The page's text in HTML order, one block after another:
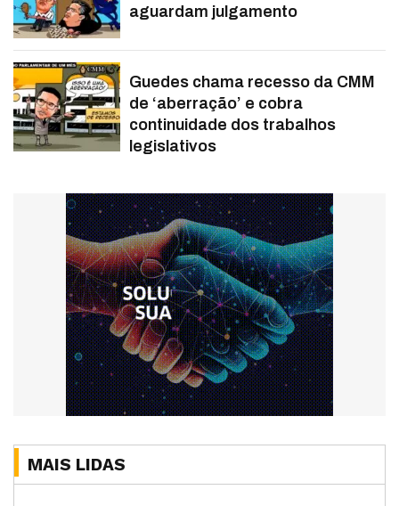
aguardam julgamento
Guedes chama recesso da CMM
de ‘aberração’ e cobra
continuidade dos trabalhos
legislativos
MAIS LIDAS